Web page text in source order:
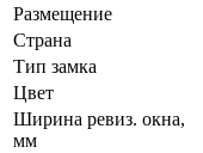
Размещение
Страна
Тип замка
Цвет
Ширина ревиз. окна,
мм